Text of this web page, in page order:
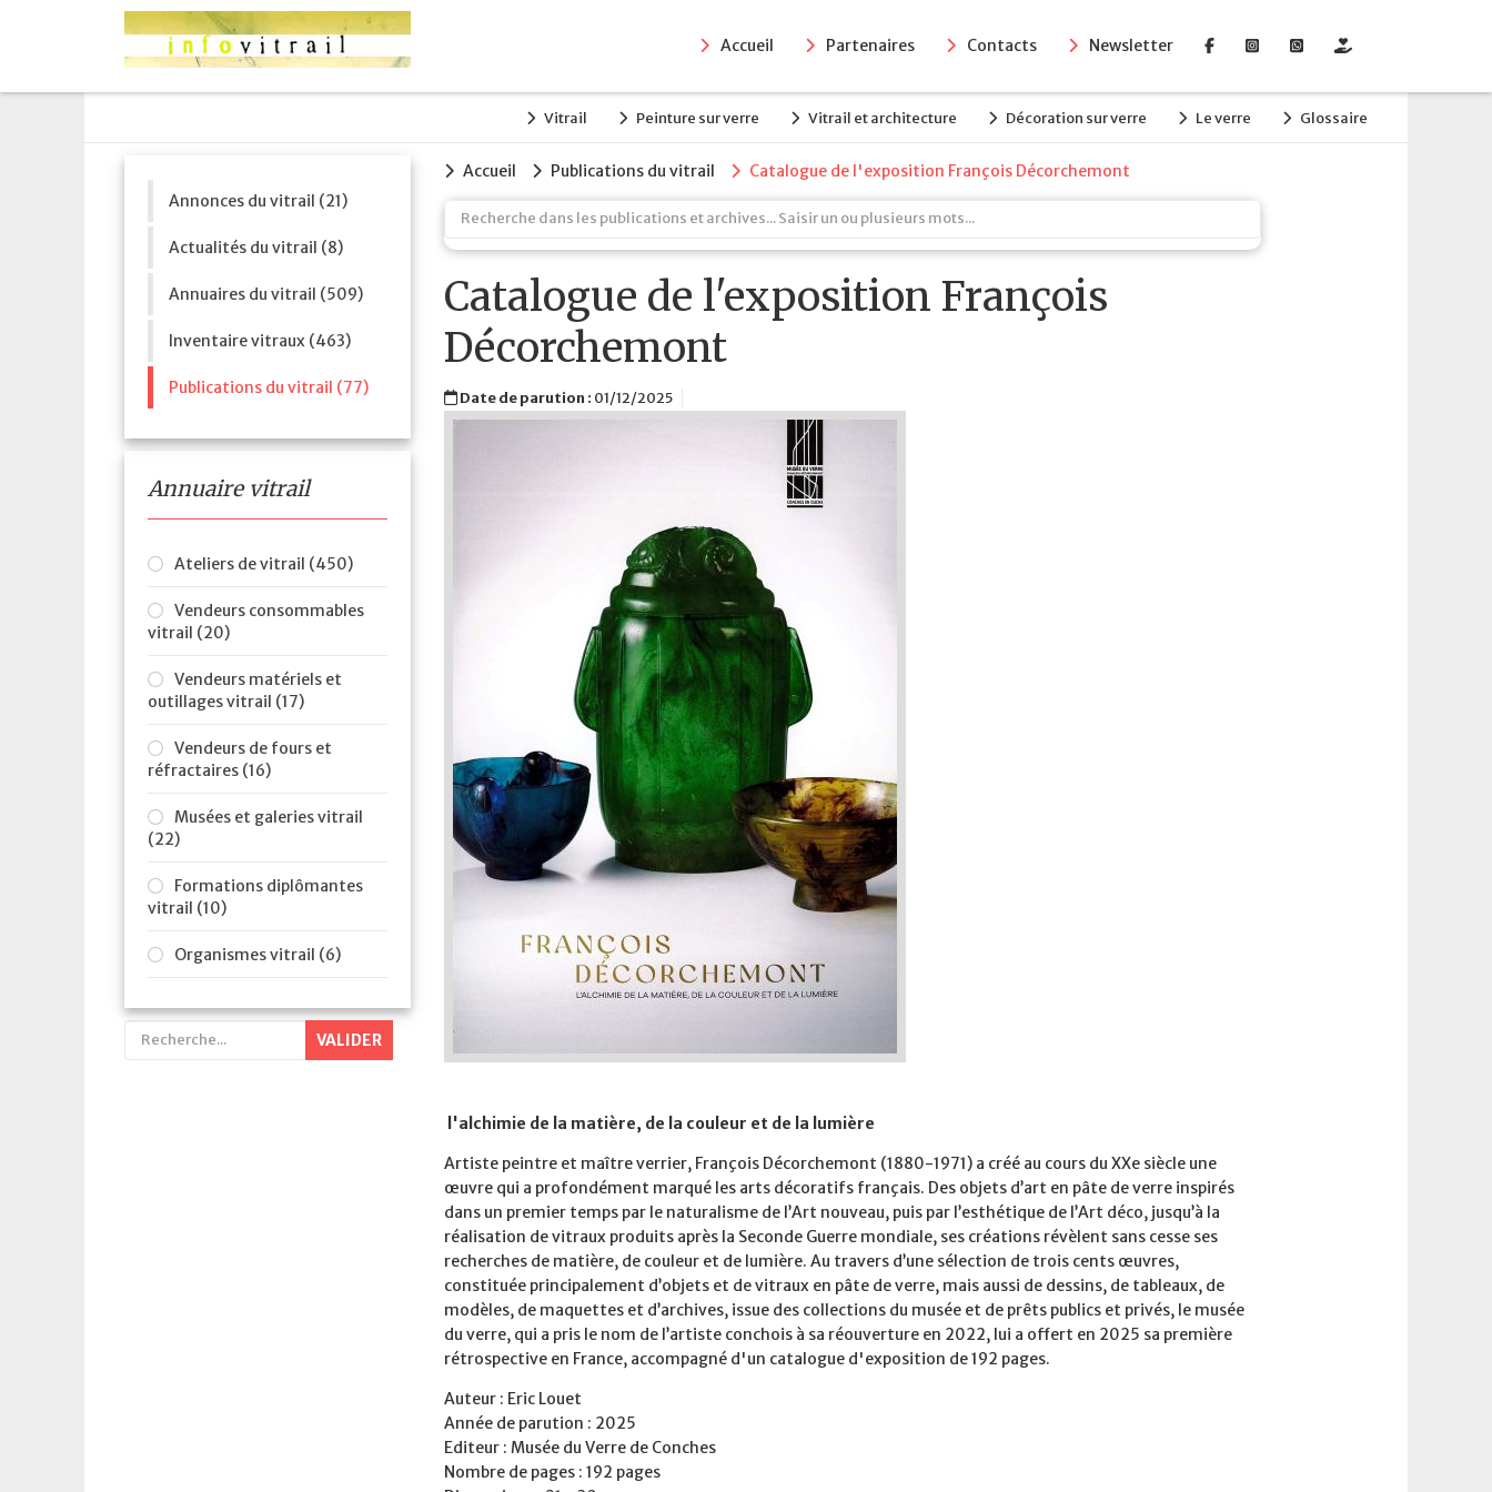
Vitrail Peinture sur verre Vitrail et architecture Décoration sur verre Le verre Glossaire
Accueil Partenaires Contacts Newsletter
Annonces du vitrail (21)
Actualités du vitrail (8)
Annuaires du vitrail (509)
Inventaire vitraux (463)
Publications du vitrail (77)
Annuaire vitrail
Ateliers de vitrail (450)
Vendeurs consommables
vitrail (20)
Vendeurs matériels et
outillages vitrail (17)
Vendeurs de fours et
réfractaires (16)
Musées et galeries vitrail
(22)
Formations diplômantes
vitrail (10)
Organismes vitrail (6)
VALIDER
Accueil Publications du vitrail Catalogue de l'exposition François Décorchemont
Catalogue de l'exposition François
Décorchemont
Date de parution : 01/12/2025
l'alchimie de la matière, de la couleur et de la lumière
Artiste peintre et maître verrier, François Décorchemont (1880-1971) a créé au cours du XXe siècle une
œuvre qui a profondément marqué les arts décoratifs français. Des objets d’art en pâte de verre inspirés
dans un premier temps par le naturalisme de l’Art nouveau, puis par l’esthétique de l’Art déco, jusqu’à la
réalisation de vitraux produits après la Seconde Guerre mondiale, ses créations révèlent sans cesse ses
recherches de matière, de couleur et de lumière. Au travers d’une sélection de trois cents œuvres,
constituée principalement d’objets et de vitraux en pâte de verre, mais aussi de dessins, de tableaux, de
modèles, de maquettes et d’archives, issue des collections du musée et de prêts publics et privés, le musée
du verre, qui a pris le nom de l’artiste conchois à sa réouverture en 2022, lui a offert en 2025 sa première
rétrospective en France, accompagné d'un catalogue d'exposition de 192 pages.
Auteur : Eric Louet
Année de parution : 2025
Editeur : Musée du Verre de Conches
Nombre de pages : 192 pages